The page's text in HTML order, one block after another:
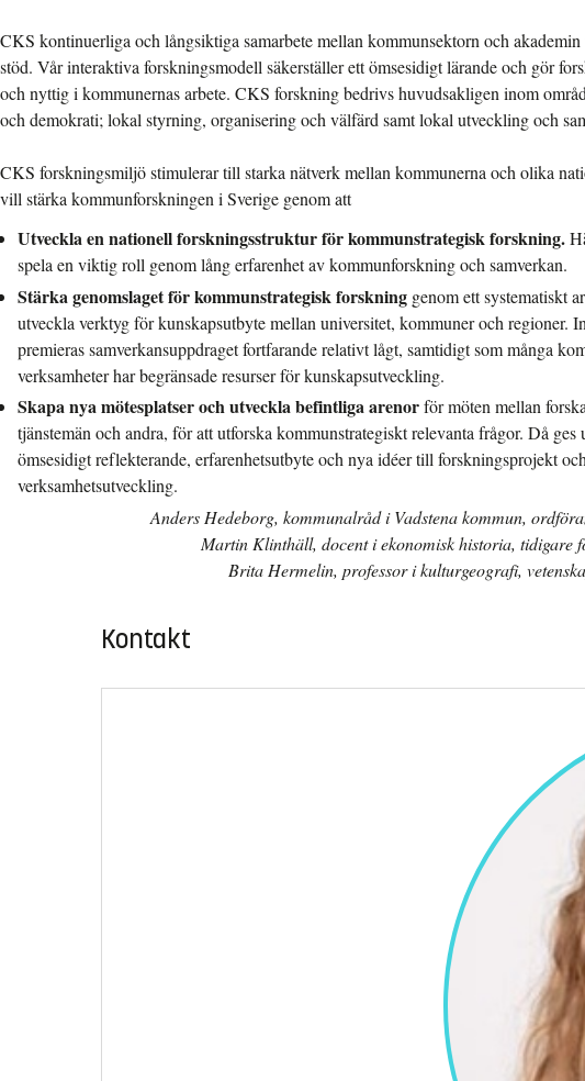
CKS kontinuerliga och långsiktiga samarbete mellan kommunsektorn och akademin
stöd. Vår interaktiva forskningsmodell säkerställer ett ömsesidigt lärande och gör
och nyttig i kommunernas arbete. CKS forskning bedrivs huvudsakligen inom
och demokrati; lokal styrning, organisering och välfärd samt lokal utveckling och
CKS forskningsmiljö stimulerar till starka nätverk mellan kommunerna och olika
vill stärka kommunforskningen i Sverige genom att
Utveckla en nationell forskningsstruktur för kommunstrategisk forskning.
spela en viktig roll genom lång erfarenhet av kommunforskning och samverkan.
Stärka genomslaget för kommunstrategisk forskning genom ett systematiskt
utveckla verktyg för kunskapsutbyte mellan universitet, kommuner och regioner.
premieras samverkansuppdraget fortfarande relativt lågt, samtidigt som många
verksamheter har begränsade resurser för kunskapsutveckling.
Skapa nya mötesplatser och utveckla befintliga arenorför möten mellan
tjänstemän och andra, för att utforska kommunstrategiskt relevanta frågor. Då ges
ömsesidigt reflekterande, erfarenhetsutbyte och nya idéer till forskningsprojekt
verksamhetsutveckling.
Anders Hedeborg, kommunalråd i Vadstena kommun,
Martin Klinthäll, docent i ekonomisk historia, tidigare
Brita Hermelin, professor i kulturgeografi,
Kontakt